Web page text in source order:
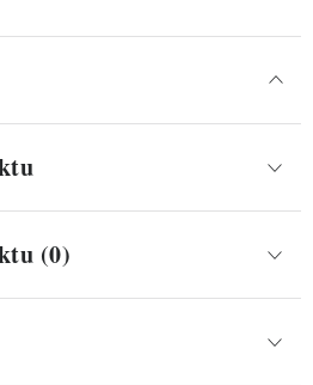
(0)